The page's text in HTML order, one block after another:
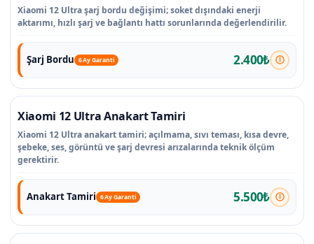
Xiaomi 12 Ultra şarj bordu değişimi; soket dışındaki enerji
aktarımı, hızlı şarj ve bağlantı hattı sorunlarında değerlendirilir.
Şarj Bordu 6 Ay Garanti 2.400₺
Xiaomi 12 Ultra Anakart Tamiri
Xiaomi 12 Ultra anakart tamiri; açılmama, sıvı teması, kısa devre,
şebeke, ses, görüntü ve şarj devresi arızalarında teknik ölçüm
gerektirir.
Anakart Tamiri 6 Ay Garanti 5.500₺